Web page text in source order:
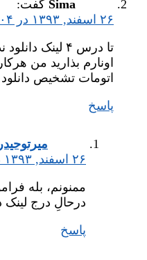
Sima گفت:
۲۶ اسفند, ۱۳۹۳ در ۸:۰۴ ب٫ظ
تا درس ۴ لینک
اتومات تشخیص
پاسخ
۲۶ اسفند, ۱۳۹۳ در ۸:۲۲ ب٫ظ
ممنونم، بله
درحالِ درج
پاسخ